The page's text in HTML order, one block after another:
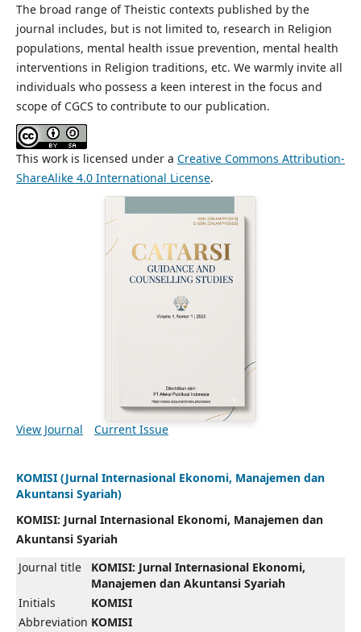
The broad range of Theistic contexts published by the
journal includes, but is not limited to, research in Religion
populations, mental health issue prevention, mental health
interventions in Religion traditions, etc. We warmly invite all
individuals who possess a keen interest in the focus and
scope of CGCS to contribute to our publication.
This work is licensed under a Creative Commons Attribution-
ShareAlike 4.0 International License.
View Journal Current Issue
KOMISI (Jurnal Internasional Ekonomi, Manajemen dan
Akuntansi Syariah)
KOMISI: Jurnal Internasional Ekonomi, Manajemen dan
Akuntansi Syariah
Journal title
KOMISI: Jurnal Internasional Ekonomi,
Manajemen dan Akuntansi Syariah
Initials
KOMISI
Abbreviation KOMISI